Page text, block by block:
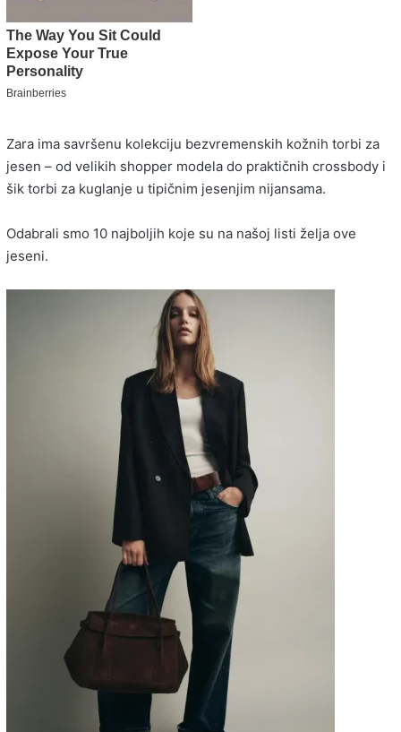
Zara ima savršenu kolekciju bezvremenskih kožnih torbi za
jesen – od velikih shopper modela do praktičnih crossbody i
šik torbi za kuglanje u tipičnim jesenjim nijansama.
Odabrali smo 10 najboljih koje su na našoj listi želja ove
jeseni.